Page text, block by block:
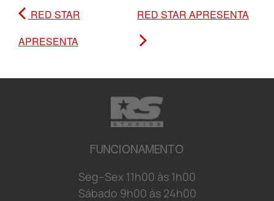
RED STAR
APRESENTA
RED STAR APRESENTA
FUNCIONAMENTO
Seg–Sex 11h00 às 1h00
Sábado 9h00 às 24h00